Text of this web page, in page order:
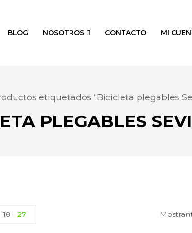
BLOG NOSOTROS CONTACTO MI
etiquetados “Bicicleta plegables
PLEGABLES
18 27